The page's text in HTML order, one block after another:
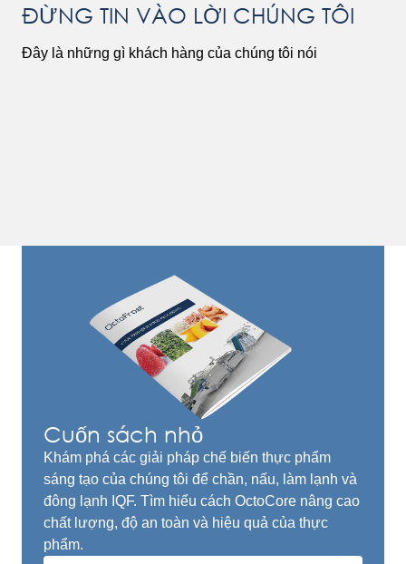
ĐỪNG TIN VÀO LỜI CHÚNG TÔI
Đây là những gì khách hàng của chúng tôi nói
Cuốn sách nhỏ
Khám phá các giải pháp chế biến thực phẩm
sáng tạo của chúng tôi để chần, nấu, làm lạnh và
đông lạnh IQF. Tìm hiểu cách OctoCore nâng cao
chất lượng, độ an toàn và hiệu quả của thực
phẩm.